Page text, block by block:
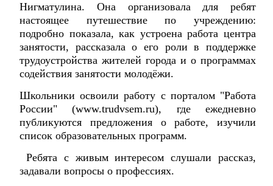
Нигматулина. Она организовала для ребят
настоящее путешествие по учреждению:
подробно показала, как устроена работа центра
занятости, рассказала о его роли в поддержке
трудоустройства жителей города и о программах
содействия занятости молодёжи.
Школьники освоили работу с порталом "Работа
России" (www.trudvsem.ru), где ежедневно
публикуются предложения о работе, изучили
список образовательных программ.
Ребята с живым интересом слушали рассказ,
задавали вопросы о профессиях.